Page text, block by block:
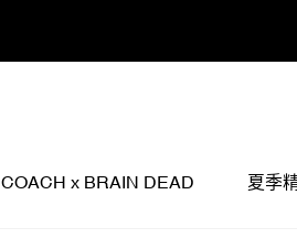
COACH x BRAIN DEAD 夏季